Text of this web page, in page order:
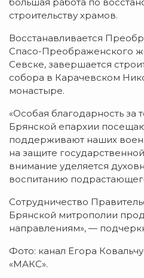
строительству храмов.
Восстанавливается
Спасо-Преображенского
Севске, завершается
собора в Карачевском
монастыре.
«Особая благодарность за
Брянской епархии
поддерживают наших
на защите
внимание уделяется
воспитанию
Сотрудничество
Брянской митрополии
направлениям», —
Фото: канал Егора
«МАКС».